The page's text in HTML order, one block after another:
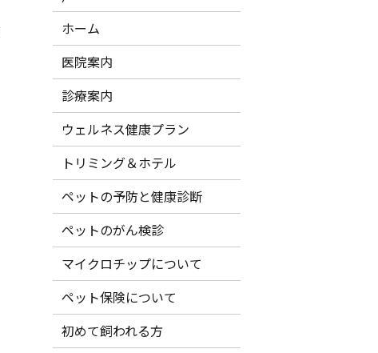
ホーム
医院案内
診療案内
ウェルネス健康プラン
トリミング＆ホテル
ペットの予防と健康診断
ペットのがん検診
マイクロチップについて
ペット保険について
初めて飼われる方